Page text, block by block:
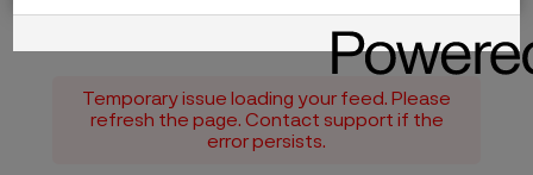
Temporary issue loading your feed. Please
refresh the page. Contact support if the
error persists.